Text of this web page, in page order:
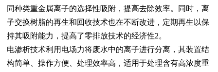
同种类重金属离子的选择性吸附，提高去除效率。同时，离
子交换树脂的再生和回收技术也在不断改进，定期再生以保
持其吸附能力，提高了零排放技术的经济性2。
电渗析技术利用电场力将废水中的离子进行分离，其装置结
构简单、操作方便、处理效率高，适用于处理含有高浓度重